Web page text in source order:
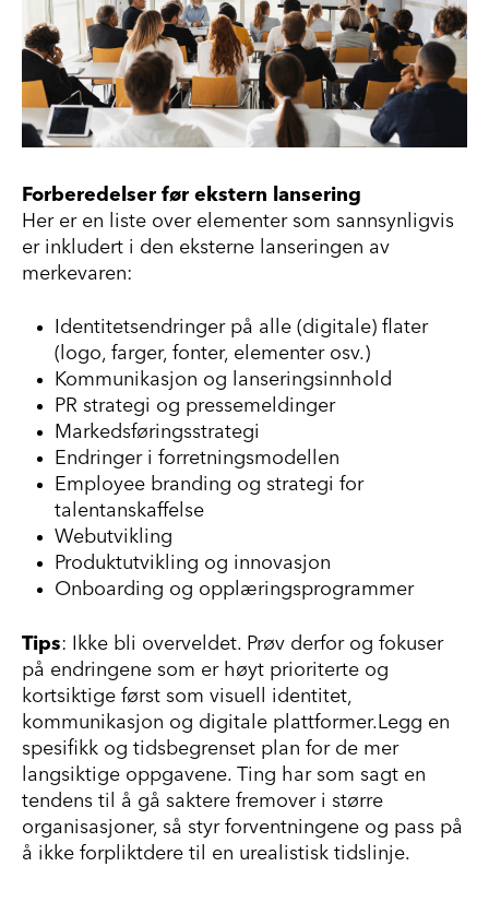
Forberedelser før ekstern lansering
Her er en liste over elementer som sannsynligvis
er inkludert i den eksterne lanseringen av
merkevaren:
Identitetsendringer på alle (digitale) flater
(logo, farger, fonter, elementer osv.)
Kommunikasjon og lanseringsinnhold
PR strategi og pressemeldinger
Markedsføringsstrategi
Endringer i forretningsmodellen
Employee branding og strategi for
talentanskaffelse
Webutvikling
Produktutvikling og innovasjon
Onboarding og opplæringsprogrammer
Tips:
Ikke bli overveldet. Prøv derfor og fokuser
på endringene som er høyt prioriterte og
kortsiktige først som visuell identitet,
kommunikasjon og digitale plattformer.Legg en
spesifikk og tidsbegrenset plan for de mer
langsiktige oppgavene. Ting har som sagt en
tendens til å gå saktere fremover i større
organisasjoner, så styr forventningene og pass på
å ikke forpliktdere til en urealistisk tidslinje.